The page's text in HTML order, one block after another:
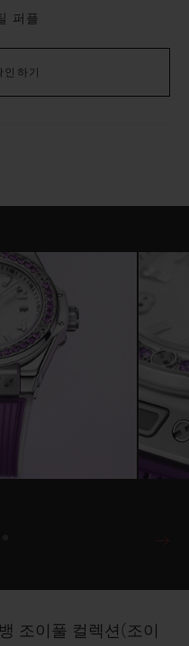
퍼플
하기
조이풀 컬렉션(조이